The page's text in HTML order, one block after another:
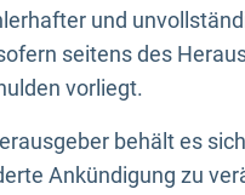
und
seitens des
vorliegt.
behält es
Ankündigung zu